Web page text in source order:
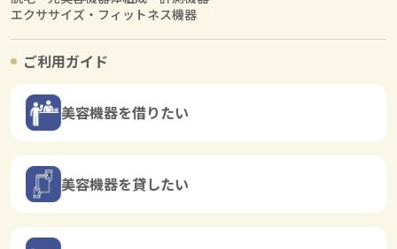
エクササイズ・フィットネス機器
ご利用ガイド
美容機器を借りたい
美容機器を貸したい